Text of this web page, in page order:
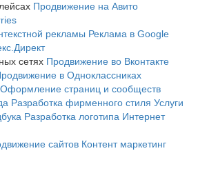
Продвижение на Авито
рекламы Реклама в Google
сетях Продвижение во Вконтакте
в Одноклассниках
Оформление страниц и сообществ
Разработка фирменного стиля Услуги
Разработка логотипа Интернет
сайтов Контент маркетинг